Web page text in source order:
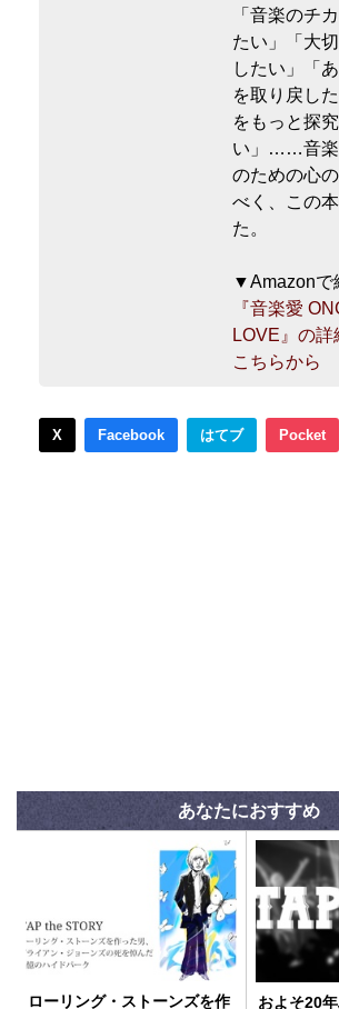
「音楽のチ
たい」「大
したい」「
を取り戻し
をもっと探
い」……音楽
のための心
べく、この
た。
▼Amazonで
『音楽愛
LOVE』の
こちらから
X Facebook はてブ Pocket
あなたにおすすめ
ローリング・ストーンズを作 およそ20